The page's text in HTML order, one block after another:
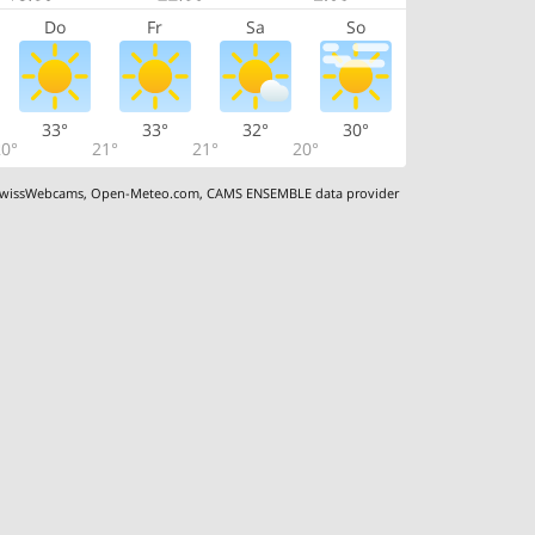
Do Fr Sa So
33°
21°
33°
21°
32°
20°
30°
,Open-Meteo.com,CAMS ENSEMBLE data provider